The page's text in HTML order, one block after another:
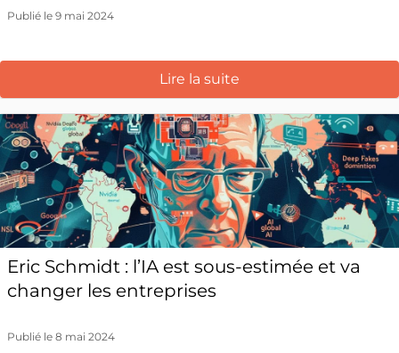
Publié le 9 mai 2024
Lire la suite
Eric Schmidt : l’IA est sous-estimée et va
changer les entreprises
Publié le 8 mai 2024